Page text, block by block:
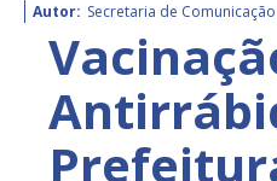
Autor: Secretaria de Comunicação